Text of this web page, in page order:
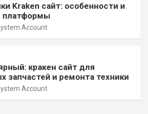
Kraken сайт: особенности и
платформы
Account
кракен сайт для
запчастей и ремонта техники
Account